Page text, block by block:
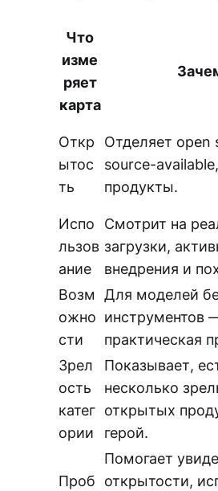
Что
изме
ряет
карта
Откр
ытос
ть
Отделяет open
source-
продукты.
Испо
льзов
ание
Смотрит на
загрузки,
внедрения и
Возм
ожно
сти
Для моделей
инструментов
практическая
Зрел
ость
катег
ории
Показывает,
несколько
открытых
герой.
Проб
Помогает
открытости,